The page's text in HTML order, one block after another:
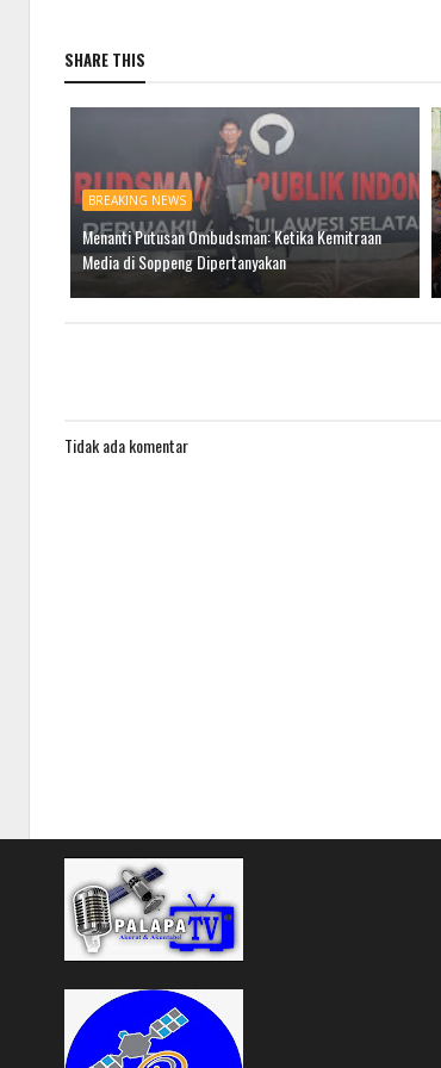
SHARE THIS
BREAKING NEWS
Menanti Putusan Ombudsman: Ketika Kemitraan
Media di Soppeng Dipertanyakan
Tidak ada komentar